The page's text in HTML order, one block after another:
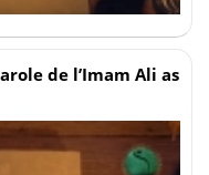
de l’Imam Ali as